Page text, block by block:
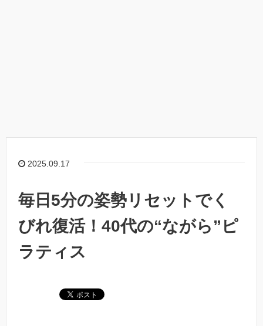
2025.09.17
毎日5分の姿勢リセットでく
びれ復活！40代の“ながら”ピ
ラティス